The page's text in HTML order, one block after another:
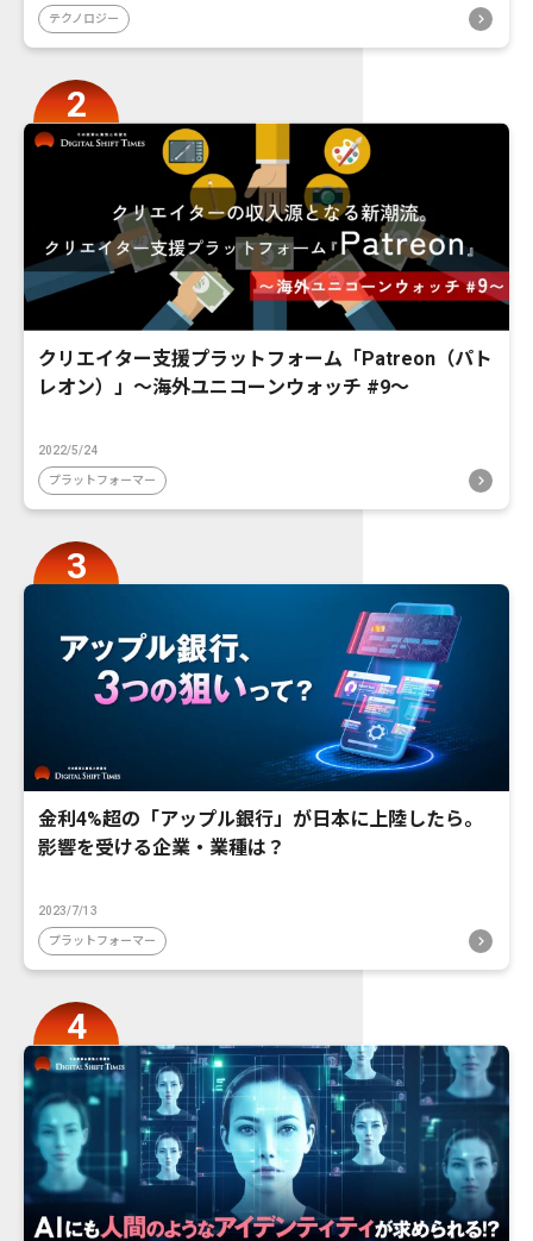
テクノロジー
クリエイター支援プラットフォーム「Patreon（パト
レオン）」〜海外ユニコーンウォッチ #9〜
2022/5/24
プラットフォーマー
金利4%超の「アップル銀行」が日本に上陸したら。
影響を受ける企業・業種は？
2023/7/13
プラットフォーマー